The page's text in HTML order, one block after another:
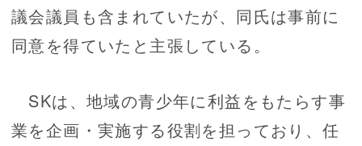
議会議員も含まれていたが、同氏は事前に
同意を得ていたと主張している。
SKは、地域の青少年に利益をもたらす事
業を企画・実施する役割を担っており、任